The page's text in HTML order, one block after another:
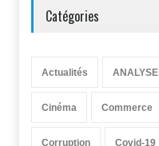
Catégories
Actualités ANALYSE
Cinéma Commerce
Corruption Covid-19